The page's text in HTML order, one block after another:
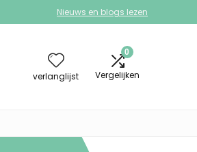
Nieuws en blogs lezen
verlanglijst
0
Vergelijken